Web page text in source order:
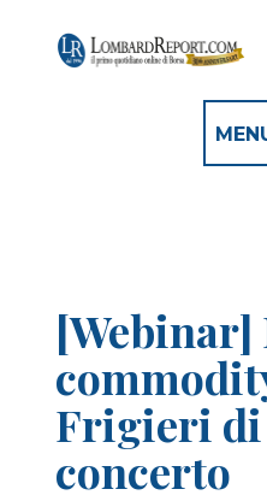
Frigieri di
concerto